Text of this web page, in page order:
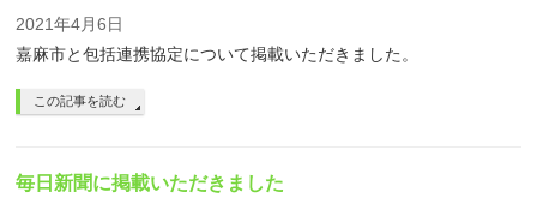
2021年4月6日
嘉麻市と包括連携協定について掲載いただきました。
この記事を読む
毎日新聞に掲載いただきました